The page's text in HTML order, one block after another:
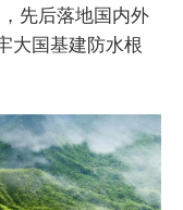
先后落地国内外
大国基建防水根